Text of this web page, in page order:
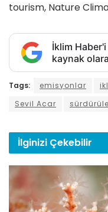
tourism, Nature
İklim
kaynak
Tags: emisyonlar
Sevil Acar
İlginizi Çekebilir